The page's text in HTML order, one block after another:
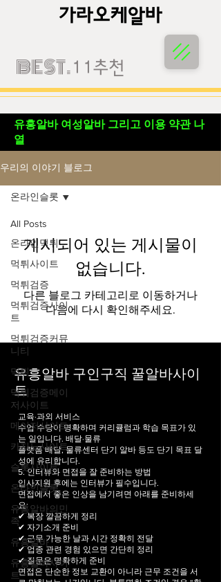
BEST.11추천
가라오케알바
가라오케알바
유흥알바 여성알바 그리고 이용 약관 나
열
우리의 이야기 블로그
All Posts
온라인먹튀
먹튀사이트
먹튀검증
먹튀검증사이
트
먹튀검증커뮤
니티
먹튀
먹튀검증메이
저사이트
메이저사이트
카지노사이트
슬롯사이트
온라인슬롯
유흥알바의민
족
유흥알바
유흥알바사이
트
온라인슬롯
게시되어 있는 게시물이
없습니다.
다른 블로그 카테고리로 이동하거나
다음에 다시 확인해주세요.
유흥알바 구인구직 꿀알바사이
트
교육·과외 서비스
수업 수당이 명확하며 커리큘럼과 학습 목표가 있
는 일입니다. 배달·물류
플랫폼 배달, 물류센터 단기 알바 등도 단기 목표 달
성에 유리합니다.
5. 인터뷰와 면접을 잘 준비하는 방법
입사지원 후에는 인터뷰가 필수입니다.
면접에서 좋은 인상을 남기려면 아래를 준비하세
요:
✔ 복장 깔끔하게 정리
✔ 자기소개 준비
✔ 근무 가능한 날과 시간 정확히 전달
✔ 업종 관련 경험 있으면 간단히 정리
✔ 질문은 명확하게 준비
면접은 단순한 정보 교환이 아니라 근무 조건을 서